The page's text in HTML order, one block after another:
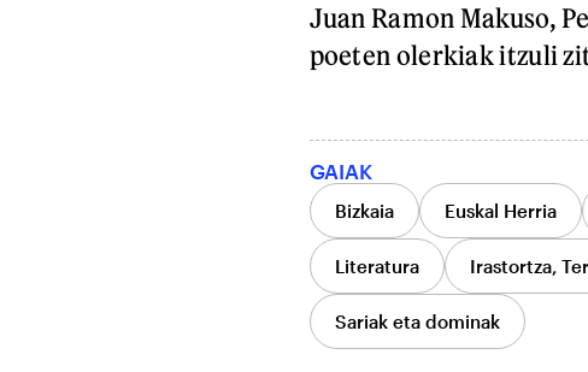
Juan Ramon Makuso,
poeten olerkiak itzuli
GAIAK
Bizkaia Euskal Herria
Literatura Irastortza,
Sariak eta dominak